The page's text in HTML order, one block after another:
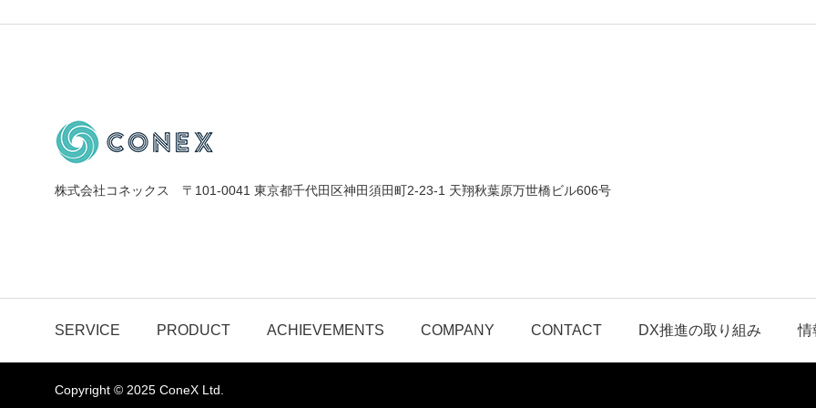
株式会社コネックス 〒101-0041 東京都千代田区神田須田町2-23-1 天翔秋葉原万世橋ビル606号
SERVICE PRODUCT ACHIEVEMENTS COMPANY CONTACT DX推進の取り組み 情
Copyright © 2025 ConeX Ltd.